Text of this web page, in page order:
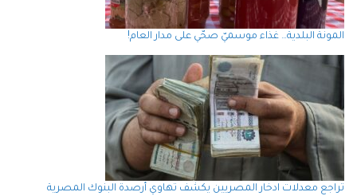
المونة البلدية… غذاء موسميّ صحّي على مدار العام!
تراجع معدلات ادخار المصريين يكشف تهاوي أرصدة البنوك المصرية